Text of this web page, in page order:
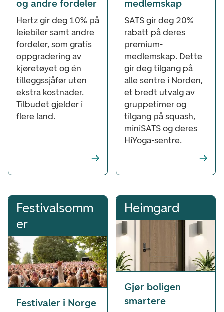
og andre fordeler
Hertz gir deg 10% på
leiebiler samt andre
fordeler, som gratis
oppgradering av
kjøretøyet og én
tilleggssjåfør uten
ekstra kostnader.
Tilbudet gjelder i
flere land.
medlemskap
SATS gir deg 20%
rabatt på deres
premium-
medlemskap. Dette
gir deg tilgang på
alle sentre i Norden,
et bredt utvalg av
gruppetimer og
tilgang på squash,
miniSATS og deres
HiYoga-sentre.
Festivalsomm
er
Festivaler i Norge
Heimgard
Gjør boligen
smartere